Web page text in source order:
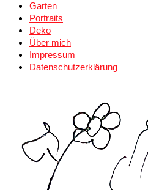
Garten
Portraits
Deko
Über mich
Impressum
Datenschutzerklärung